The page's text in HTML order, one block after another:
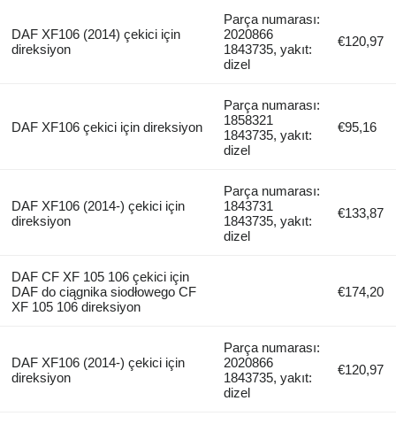
DAF XF106 (2014) çekici için
direksiyon
Parça numarası:
2020866
1843735, yakıt:
dizel
€120,97
DAF XF106 çekici için direksiyon
Parça numarası:
1858321
1843735, yakıt:
dizel
€95,16
DAF XF106 (2014-) çekici için
direksiyon
Parça numarası:
1843731
1843735, yakıt:
dizel
€133,87
DAF CF XF 105 106 çekici için
DAF do ciągnika siodłowego CF
XF 105 106 direksiyon
€174,20
DAF XF106 (2014-) çekici için
direksiyon
Parça numarası:
2020866
1843735, yakıt:
dizel
€120,97